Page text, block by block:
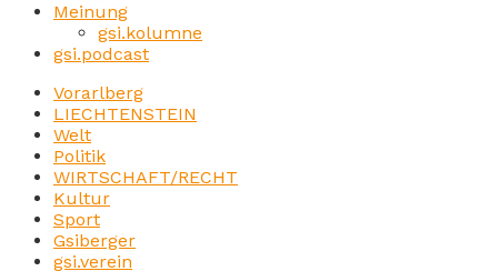
Meinung
gsi.kolumne
gsi.podcast
Vorarlberg
LIECHTENSTEIN
Welt
Politik
WIRTSCHAFT/RECHT
Kultur
Sport
Gsiberger
gsi.verein